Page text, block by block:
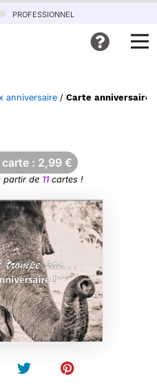
professionnel
anniversaire / Carte anniversaire
: 2,99 €
partir de 11cartes !